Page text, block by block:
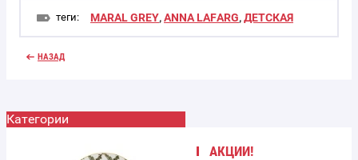
Категории
АКЦИИ!
теги: MARAL GREY,ANNA LAFARG,ДЕТСКАЯ
НАЗАД